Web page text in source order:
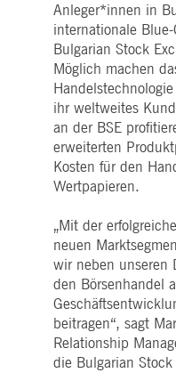
Anleger*innen in
internationale
Bulgarian Stock
Möglich machen
ihr weltweites
an der BSE
erweiterten
Kosten für den
Wertpapieren.
„Mit der
neuen
wir neben unseren
den Börsenhandel
beitragen“, sagt
Relationship
die Bulgarian Stock